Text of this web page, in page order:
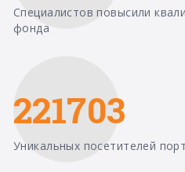
Специалистов повысили
фонда
221703
Уникальных посетителей